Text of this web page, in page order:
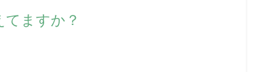
ますか？